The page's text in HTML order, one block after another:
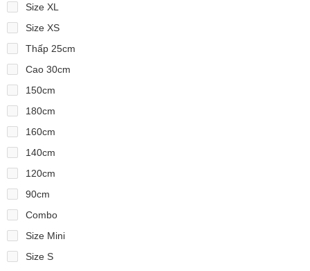
Size XL
Size XS
Thấp 25cm
Cao 30cm
150cm
180cm
160cm
140cm
120cm
90cm
Combo
Size Mini
Size S